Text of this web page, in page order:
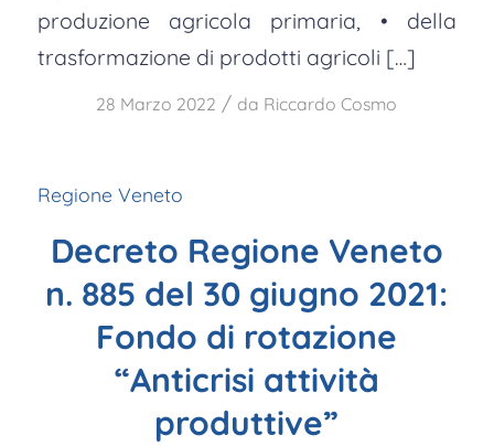
produzione agricola primaria, • della
trasformazione di prodotti agricoli […]
28 Marzo 2022 / da Riccardo Cosmo
Regione Veneto
Decreto Regione Veneto
n. 885 del 30 giugno 2021:
Fondo di rotazione
“Anticrisi attività
produttive”